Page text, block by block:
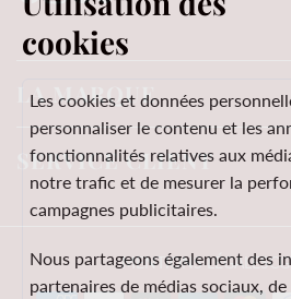
LA MARQUE
SERVICE CLIENT
MENTIONS LÉGALES
cookies
Les cookies et données
personnaliser le contenu et les
fonctionnalités relatives aux
notre trafic et de mesurer la
campagnes publicitaires.
Nous partageons également des
partenaires de médias sociaux,